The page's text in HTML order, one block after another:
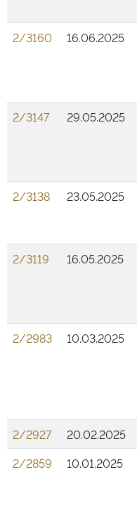
2/3160
16.06.2025
2/3147
29.05.2025
2/3138
23.05.2025
2/3119
16.05.2025
2/2983
10.03.2025
2/2927
20.02.2025
2/2859
10.01.2025